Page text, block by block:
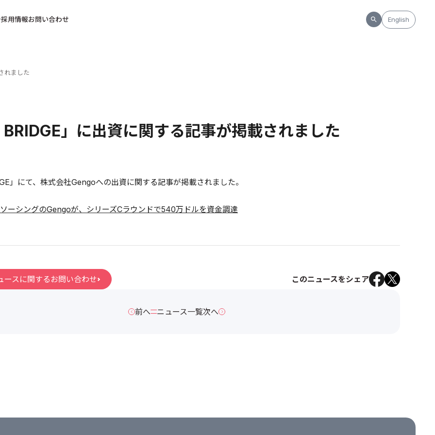
採用情報お問い合わせ English
れました
」に出資に関する記事が掲載されました
」にて、株式会社Gengoへの出資に関する記事が掲載されました。
ーシングのGengoが、シリーズCラウンドで540万ドルを資金調達
ースに関するお問い合わせ このニュースをシェア
前へ ニュース一覧次へ